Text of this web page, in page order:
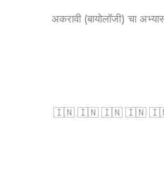
अकरावी (बायोलॉजी) चा
🇮🇳 🇮🇳 🇮🇳 🇮🇳 🇮🇳 🇮🇳